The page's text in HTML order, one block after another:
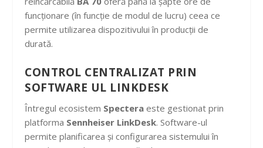
funcționare (în funcție de modul de lucru) ceea ce
permite utilizarea dispozitivului în producții de
durată.
CONTROL CENTRALIZAT PRIN
SOFTWARE UL LINKDESK
Întregul ecosistem Spectera este gestionat prin
platforma Sennheiser LinkDesk. Software-ul
permite planificarea și configurarea sistemului în